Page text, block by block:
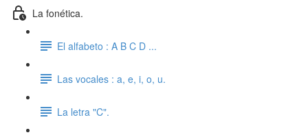
La fonética.
El alfabeto : A B C D ...
Las vocales : a, e, i, o, u.
La letra "C".